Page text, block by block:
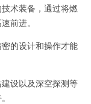
术装备，通过将燃
前进。
的设计和操作才能
设以及深空探测等